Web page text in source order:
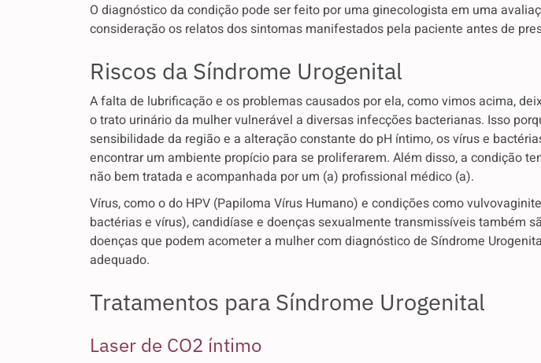
O diagnóstico da condição pode ser feito por uma ginecologista em uma
consideração os relatos dos sintomas manifestados pela paciente antes de
Riscos da Síndrome Urogenital
A falta de lubrificação e os problemas causados por ela, como vimos acima,
o trato urinário da mulher vulnerável a diversas infecções bacterianas. Isso
sensibilidade da região e a alteração constante do pH íntimo, os vírus e
encontrar um ambiente propício para se proliferarem. Além disso, a condição
não bem tratada e acompanhada por um (a) profissional médico (a).
Vírus, como o do HPV (Papiloma Vírus Humano) e condições como
bactérias e vírus), candidíase e doenças sexualmente transmissíveis também
doenças que podem acometer a mulher com diagnóstico de Síndrome
adequado.
Tratamentos para Síndrome Urogenital
Laser de CO2 íntimo